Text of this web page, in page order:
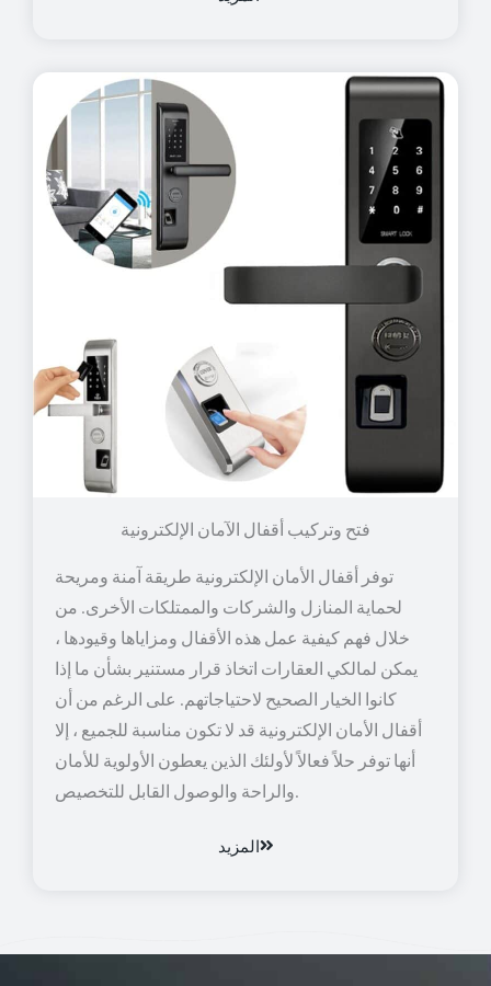
توفر أقفال الأمان الإلكترونية طريقة آمنة ومريحة
لحماية المنازل والشركات والممتلكات الأخرى. من
خلال فهم كيفية عمل هذه الأقفال ومزاياها وقيودها ،
يمكن لمالكي العقارات اتخاذ قرار مستنير بشأن ما إذا
كانوا الخيار الصحيح لاحتياجاتهم. على الرغم من أن
أقفال الأمان الإلكترونية قد لا تكون مناسبة للجميع ، إلا
أنها توفر حلاً فعالاً لأولئك الذين يعطون الأولوية للأمان
والراحة والوصول القابل للتخصيص.
المزيد